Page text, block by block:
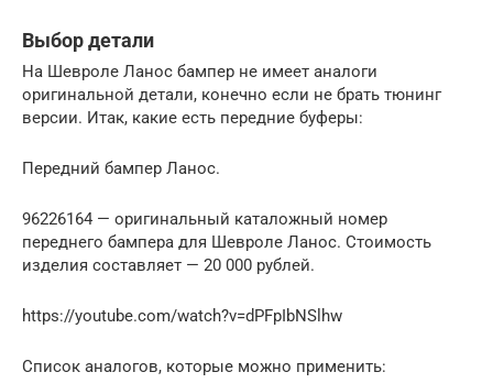
Выбор детали
На Шевроле Ланос бампер не имеет аналоги
оригинальной детали, конечно если не брать тюнинг
версии. Итак, какие есть передние буферы:
Передний бампер Ланос.
96226164 — оригинальный каталожный номер
переднего бампера для Шевроле Ланос. Стоимость
изделия составляет — 20 000 рублей.
https://youtube.com/watch?v=dPFpIbNSlhw
Список аналогов, которые можно применить: